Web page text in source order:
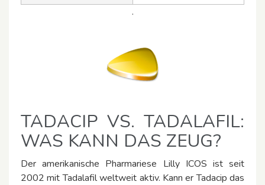
.
TADACIP VS. TADALAFIL:
WAS KANN DAS ZEUG?
Der amerikanische Pharmariese Lilly ICOS ist seit
2002 mit Tadalafil weltweit aktiv. Kann er Tadacip das